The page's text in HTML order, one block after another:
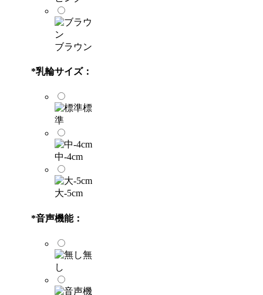
ブラウン
*乳輪サイズ：
標
準
中-4cm
大-5cm
*音声機能：
無
し